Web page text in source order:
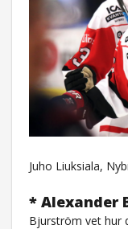
Juho Liuksiala,
* Alexander
Bjurström vet hur